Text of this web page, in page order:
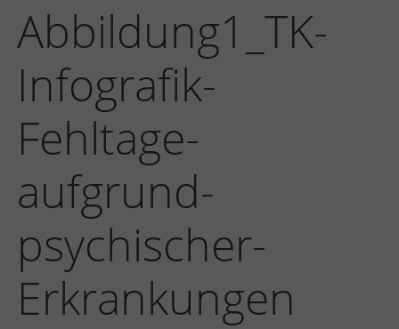
Abbildung1_TK-
Infografik-
Fehltage-
aufgrund-
psychischer-
Erkrankungen